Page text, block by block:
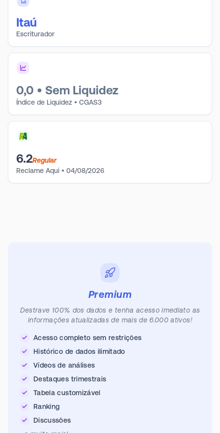
Itaú
Escriturador
0,0 • Sem Liquidez
Índice de Liquidez • CGAS3
6.2Regular
Reclame Aqui • 04/08/2026
Premium
Destrave 100% dos dados e tenha acesso imediato as
informações atualizadas de mais de 6.000 ativos!
Acesso completo sem restrições
Histórico de dados ilimitado
Vídeos de análises
Destaques trimestrais
Tabela customizável
Ranking
Discussões